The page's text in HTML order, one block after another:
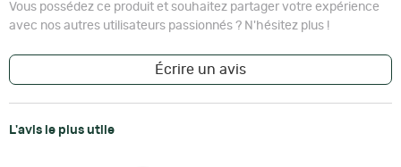
Vous possédez ce produit et souhaitez partager votre expérience
avec nos autres utilisateurs passionnés ? N'hésitez plus !
Écrire un avis
L'avis le plus utile